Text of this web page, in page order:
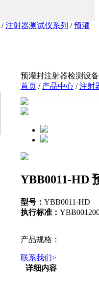
/注射器测试仪系列 /预灌
预灌封注射器检测设备
首页 / 产品中心 /注射
YBB0011-HD
型号： YBB0011-HD
执行标准：
产品规格：
联系我们>
详细内容